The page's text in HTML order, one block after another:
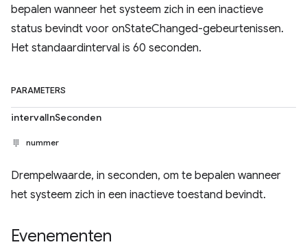
bepalen wanneer het systeem zich in een inactieve
status bevindt voor onStateChanged-gebeurtenissen.
Het standaardinterval is 60 seconden.
PARAMETERS
intervalInSeconden
nummer
Drempelwaarde, in seconden, om te bepalen wanneer
het systeem zich in een inactieve toestand bevindt.
Evenementen